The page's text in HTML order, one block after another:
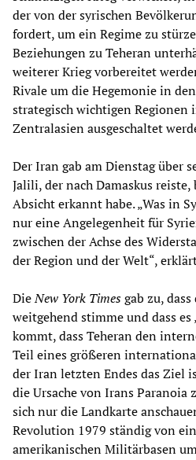
der von der syrischen
fordert, um ein Regime zu
Beziehungen zu Teheran
weiterer Krieg vorbereitet
Rivale um die Hegemonie in
strategisch wichtigen Regionen
Zentralasien ausgeschaltet
Der Iran gab am Dienstag über
Jalili, der nach Damaskus
Absicht erkannt habe. „Was in
nur eine Angelegenheit für
zwischen der Achse des
der Region und der Welt“,
DieNew York Timesgab zu,
weitgehend stimme und dass
kommt, dass Teheran den
Teil eines größeren
der Iran letzten Endes das Ziel
die Ursache von Irans Paranoia
sich nur die Landkarte
Revolution 1979 ständig von
amerikanischen Militärbasen